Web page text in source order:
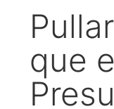
que